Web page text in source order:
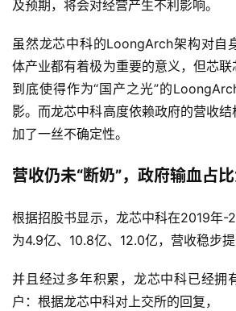
及预期，将会对经营产生不利影响。
虽然龙芯中科的LoongArch架构对自
体产业都有着极为重要的意义，但芯
到底使得作为“国产之光”的
影。而龙芯中科高度依赖政府的营收
加了一丝不确定性。
营收仍未“断奶”，政府输血占
根据招股书显示，龙芯中科在2019年-
为4.9亿、10.8亿、12.0亿，营收稳步提
并且经过多年积累，龙芯中科已经拥
户：根据龙芯中科对上交所的回复，